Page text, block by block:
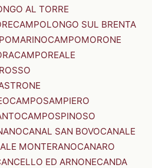
AL TORRE
CAMPOLONGO SUL BRENTA
CAMPOMORONE
CAMPOREALE
CAMPOSAMPIERO
CAMPOSPINOSO
CANAL SAN BOVOCANALE
MONTERANOCANARO
ED ARNONECANDA